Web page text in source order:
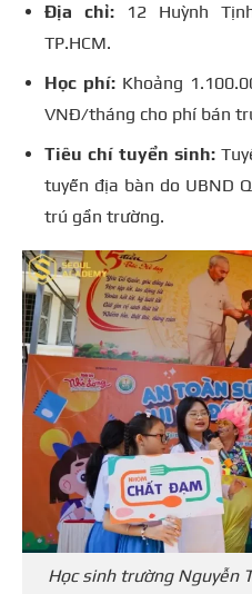
Địa chỉ:12 Huỳnh
TP.HCM.
Học phí: Khoảng
VNĐ/tháng cho phí bán
Tiêu chí tuyển sinh:
tuyến địa bàn do UBND
trú gần trường.
Học sinh trường Nguyễn